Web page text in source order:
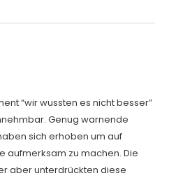
“wir wussten es nicht besser”
Genug warnende
sich erhoben um auf
aufmerksam zu machen. Die
aber unterdrückten diese